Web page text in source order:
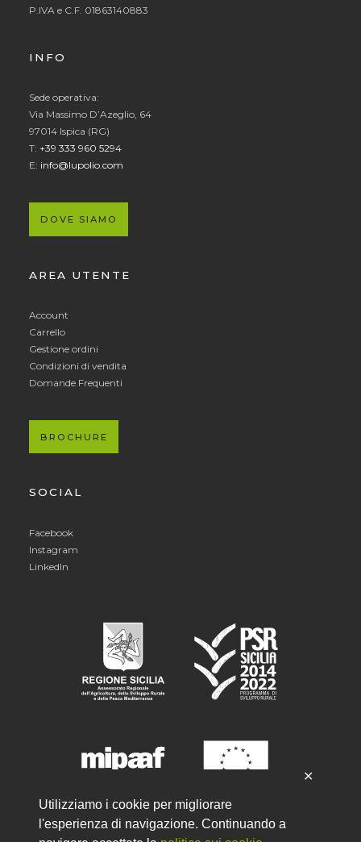
Utilizziamo i cookie per migliorare
l'esperienza di navigazione. Continuando a
✕
P.IVA e C.F. 01863140883
INFO
Sede operativa:
Via Massimo D’Azeglio, 64
97014 Ispica (RG)
T: +39 333 960 5294
E: info@lupolio.com
DOVE SIAMO
AREA UTENTE
Account
Carrello
Gestione ordini
Condizioni di vendita
Domande Frequenti
BROCHURE
SOCIAL
Facebook
Instagram
LinkedIn